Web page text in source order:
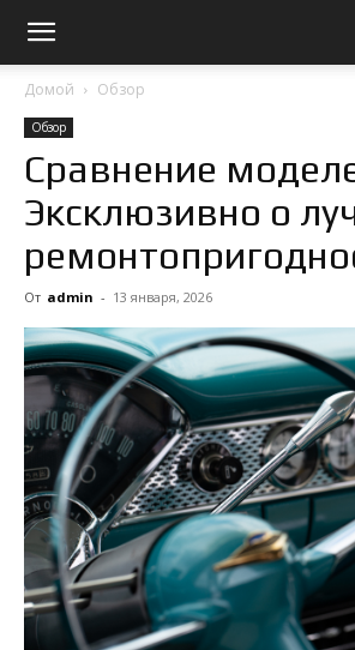
Домой Обзор
Обзор
Сравнение
Эксклюзивно о
От admin - 13 января, 2026